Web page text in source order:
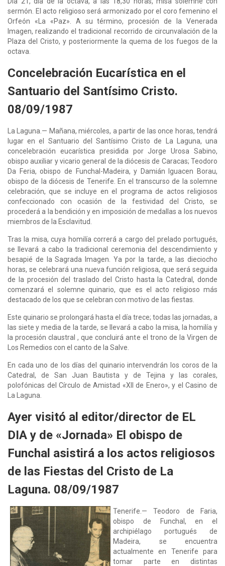
sermón. El acto religioso será armonizado por el coro femenino el
Orfeón «La «Paz». A su término, procesión de la Venerada
Imagen, realizando el tradicional recorrido de circunvalación de la
Plaza del Cristo, y posteriormente la quema de los fuegos de la
octava.
Concelebración Eucarística en el
Santuario del Santísimo Cristo.
08/09/1987
La Laguna.— Mañana, miércoles, a partir de las once horas, tendrá
lugar en el Santuario del Santísimo Cristo de La Laguna, una
concelebración eucarística presidida por Jorge Urosa Sabino,
obispo auxiliar y vicario general de la diócesis de Caracas; Teodoro
Da Feria, obispo de Funchal-Madeira, y Damián Iguacen Borau,
obispo de la diócesis de Tenerife. En el transcurso de la solemne
celebración, que se incluye en el programa de actos religiosos
confeccionado con ocasión de la festividad del Cristo, se
procederá a la bendición y en imposición de medallas a los nuevos
miembros de la Esclavitud.
Tras la misa, cuya homilía correrá a cargo del prelado portugués,
se llevará a cabo la tradicional ceremonia del descendimiento y
besapié de la Sagrada Imagen. Ya por la tarde, a las dieciocho
horas, se celebrará una nueva función religiosa, que será seguida
de la procesión del traslado del Cristo hasta la Catedral, donde
comenzará el solemne quinario, que es el acto religioso más
destacado de los que se celebran con motivo de las fiestas.
Este quinario se prolongará hasta el día trece; todas las jornadas, a
las siete y media de la tarde, se llevará a cabo la misa, la homilía y
la procesión claustral , que concluirá ante el trono de la Virgen de
Los Remedios con el canto de la Salve.
En cada uno de los días del quinario intervendrán los coros de la
Catedral, de San Juan Bautista y de Tejina y las corales,
polofónicas del Círculo de Amistad «XII de Enero», y el Casino de
La Laguna.
Ayer visitó al editor/director de EL
DIA y de «Jornada» El obispo de
Funchal asistirá a los actos religiosos
de las Fiestas del Cristo de La
Laguna. 08/09/1987
Tenerife.— Teodoro de Faria,
obispo de Funchal, en el
archipiélago portugués de
Madeira, se encuentra
actualmente en Tenerife para
tomar parte en distintas